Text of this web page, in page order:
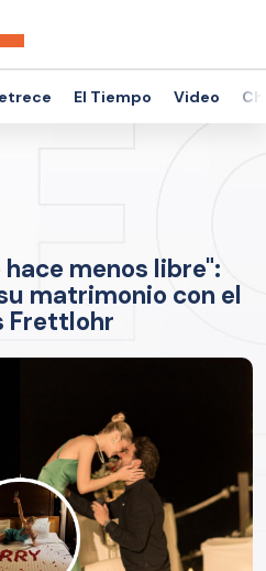
El Tiempo Video
menos libre":
matrimonio con el
Frettlohr